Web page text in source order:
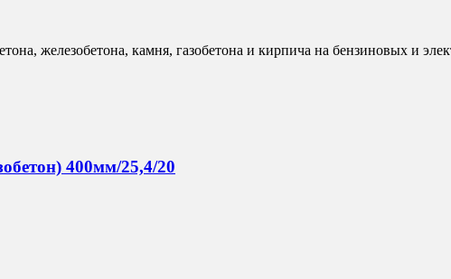
железобетона, камня, газобетона и кирпича на бензиновых и
400мм/25,4/20